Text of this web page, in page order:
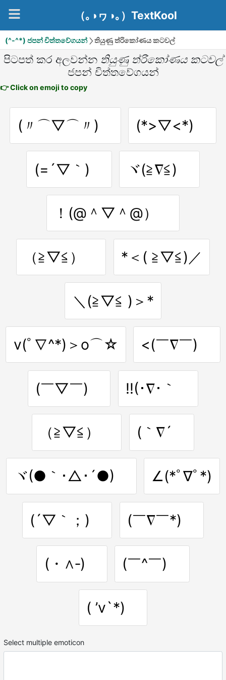
（｡◑ヮ◑｡）TextKool
(^-^*) ජපන් චිත්තවේගයන් තියුණු ත්රිකෝණය කටවල්
පිටපත් කර අලවන්න තියුණු ත්රිකෝණය කටවල්
ජපන් චිත්තවේගයන්
👉 Click on emoji to copy
(〃⌒▽⌒〃)ゝ (*>▽<*)ゞ
(=´▽｀)ゞ ヾ(≧∇≦)ゞ
！(@＾▽＾@）ゞ
（≧▽≦）ゝ *＜( ≧▽≦)／
＼(≧▽≦ )＞*
v(ﾟ∇^*)＞o⌒☆ <(￣∇￣)ゞ
(￣▽￣)ゞ !!(･∇･｀ゞ
（≧▽≦）ゞ (｀∇´ゞ
ヾ(●｀･△･´●)ゞ ∠(*ﾟ∇ﾟ*)
(´▽｀；)ゞ (￣∇￣*)ゞ
(・∧‐)ゞ (￣^￣)ゞ
( ’v`*)ゞ
Select multiple emoticon